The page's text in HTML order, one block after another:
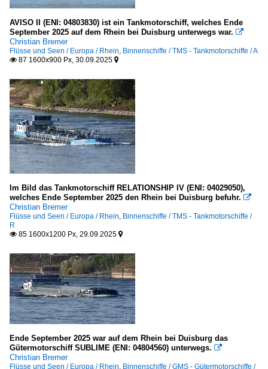
AVISO II (ENI: 04803830) ist ein Tankmotorschiff, welches Ende
September 2025 auf dem Rhein bei Duisburg unterwegs war. 
Christian Bremer
Flüsse und Seen / Europa / Rhein, Binnenschiffe / TMS - Tankmotorschiffe / A
 87 1600x900 Px, 30.09.2025 
Im Bild das Tankmotorschiff RELATIONSHIP IV (ENI: 04029050),
welches Ende September 2025 den Rhein bei Duisburg befuhr. 
Christian Bremer
Flüsse und Seen / Europa / Rhein, Binnenschiffe / TMS - Tankmotorschiffe /
R
 85 1600x1200 Px, 29.09.2025 
Ende September 2025 war auf dem Rhein bei Duisburg das
Gütermotorschiff SUBLIME (ENI: 04804560) unterwegs. 
Christian Bremer
Flüsse und Seen / Europa / Rhein, Binnenschiffe / GMS - Gütermotorschiffe /